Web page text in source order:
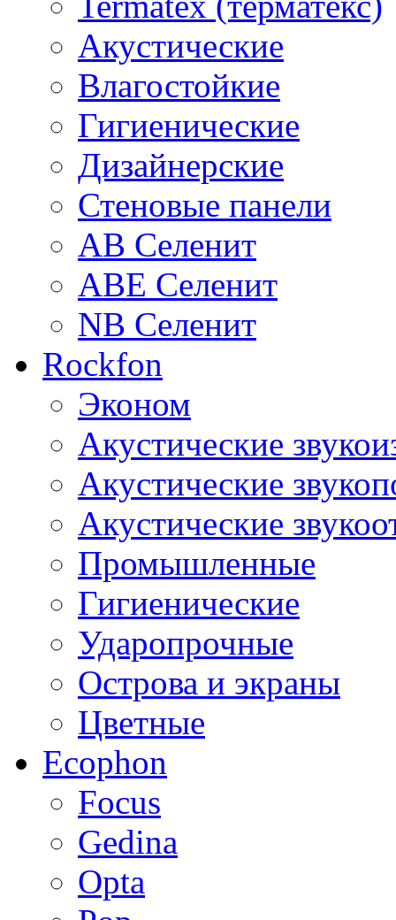
Акустические
Влагостойкие
Гигиенические
Дизайнерские
Стеновые панели
AB Селенит
ABE Селенит
NB Селенит
Rockfon
Эконом
Акустические
Акустические
Акустические
Промышленные
Гигиенические
Ударопрочные
Острова и экраны
Цветные
Ecophon
Focus
Gedina
Opta